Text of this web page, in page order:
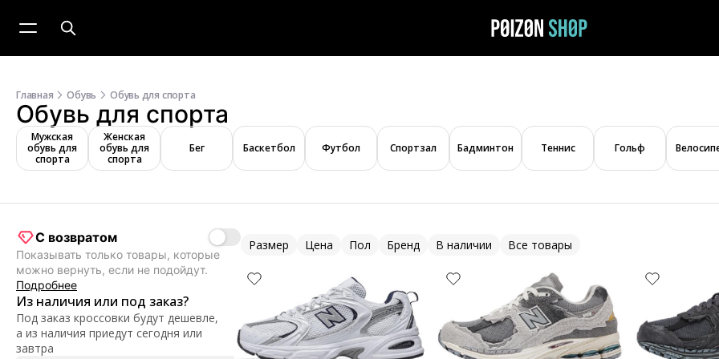
Главная Обувь Обувь для спорта
Обувь для спорта
Мужская
обувь для
спорта
Женская
обувь для
спорта
Бег Баскетбол Футбол Спортзал Бадминтон Теннис Гольф
С возвратом
Показывать только товары, которые
можно вернуть, если не подойдут.
Подробнее
Из наличия или под заказ?
Под заказ кроссовки будут дешевле,
а из наличия приедут сегодня или
завтра
Размер Цена Пол Бренд В наличии Все товары